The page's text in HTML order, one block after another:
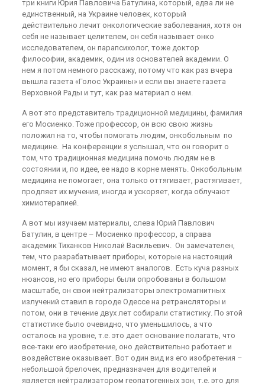
три книги Юрия Павловича Батулина, который, едва ли не
единственный, на Украине человек, который
действительно лечит онкологические заболевания, хотя он
себя не называет целителем, он себя называет онко
исследователем, он парапсихолог, тоже доктор
философии, академик, один из основателей академии. О
нем я потом немного расскажу, потому что как раз вчера
вышла газета «Голос Украины» и если вы знаете газета
Верховной Рады и тут, как раз материал о нем.
А вот это представитель традиционной медицины, фамилия
его Мосиенко. Тоже профессор, он всю свою жизнь
положил на то, чтобы помогать людям, онкобольным по
медицине. На конференции я услышал, что он говорит о
том, что традиционная медицина помочь людям не в
состоянии и, по идее, ее надо в корне менять. Онкобольным
медицина не помогает, она только оттягивает, растягивает,
продляет их мучения, иногда и ускоряет, когда облучают
химиотерапией.
А вот мы изучаем материалы, слева Юрий Павлович
Батулин, в центре – Мосиенко профессор, а справа
академик Тиханков Николай Васильевич. Он замечателен,
тем, что разрабатывает приборы, которые на настоящий
момент, я бы сказал, не имеют аналогов. Есть куча разных
нюансов, но его приборы были опробованы в большом
масштабе, он свои нейтрализаторы электромагнитных
излучений ставил в городе Одессе на ретрансляторы и
потом, они в течение двух лет собирали статистику. По этой
статистике было очевидно, что уменьшилось, а что
осталось на уровне, т.е. это дает основание полагать, что
все-таки его изобретение, оно действительно работает и
воздействие оказывает. Вот один вид из его изобретения –
небольшой брелочек, предназначен для водителей и
является нейтрализатором геопатогенных зон, т.е. это для